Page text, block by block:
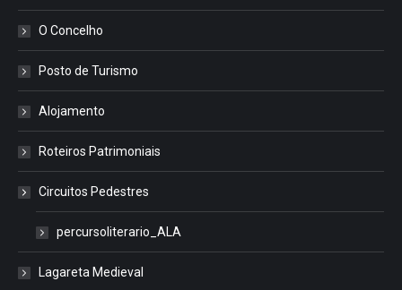
O Concelho
Posto de Turismo
Alojamento
Roteiros Patrimoniais
Circuitos Pedestres
percursoliterario_ALA
Lagareta Medieval